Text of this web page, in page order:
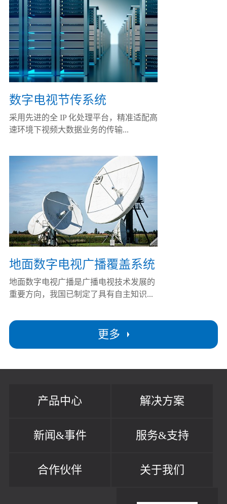
更多
数字电视节传系统
采用先进的全 IP 化处理平台，精准适配高
速环境下视频大数据业务的传输...
地面数字电视广播覆盖系统
地面数字电视广播是广播电视技术发展的
重要方向，我国已制定了具有自主知识...
产品中心 解决方案
新闻&事件 服务&支持
合作伙伴 关于我们